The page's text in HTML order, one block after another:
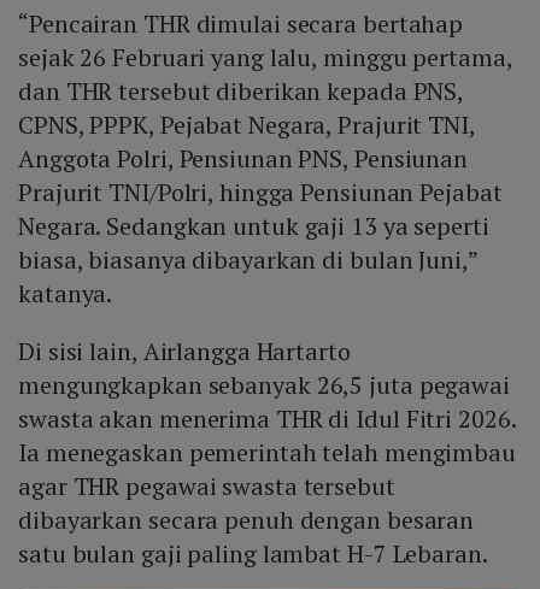
“Pencairan THR dimulai secara bertahap
sejak 26 Februari yang lalu, minggu pertama,
dan THR tersebut diberikan kepada PNS,
CPNS, PPPK, Pejabat Negara, Prajurit TNI,
Anggota Polri, Pensiunan PNS, Pensiunan
Prajurit TNI/Polri, hingga Pensiunan Pejabat
Negara. Sedangkan untuk gaji 13 ya seperti
biasa, biasanya dibayarkan di bulan Juni,”
katanya.
Di sisi lain, Airlangga Hartarto
mengungkapkan sebanyak 26,5 juta pegawai
swasta akan menerima THR di Idul Fitri 2026.
Ia menegaskan pemerintah telah mengimbau
agar THR pegawai swasta tersebut
dibayarkan secara penuh dengan besaran
satu bulan gaji paling lambat H-7 Lebaran.